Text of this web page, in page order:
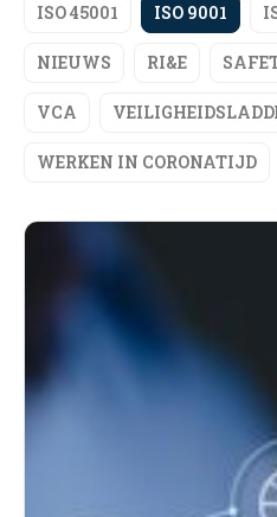
ISO 45001 ISO 9001
NIEUWS RI&E
VCA
WERKEN IN CORONATIJD